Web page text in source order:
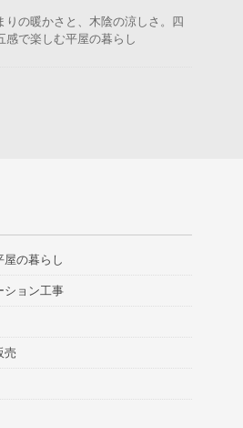
りの暖かさと、木陰の涼しさ。四
感で楽しむ平屋の暮らし
屋の暮らし
ション工事
売